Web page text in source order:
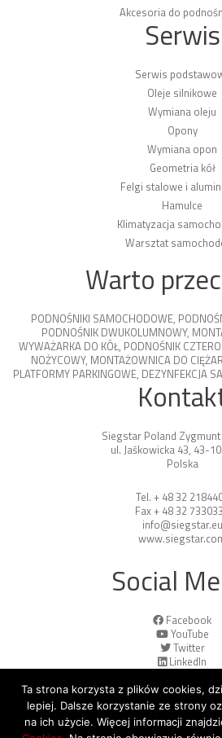
Akcesoria do
Serwis
Serwis
Oleje silnikowe
Wymiana oleju
Opony
Wymiana opon
Geometria kół
Felgi stalowe i
Hamulce
Klimatyzacja
Warsztat
Warto
PODNOŚNIKI SAMOCHODOWE,
PODNOŚNIK DWUKOLUMNOWY,
WYWAŻARKA DO KÓŁ, PODNOŚNIK
NOŻYCOWY, MONTAŻOWNICA DO
PLATFORMY PARKINGOWE, DEZYNFEKCJA
Siegstar Poland Zygmunt
ul. Jaśkowicka 43, 43-
Polska
Tel. + 48 32
Fax + 48 32
info@siegstar.eu
Social
Facebook
YouTube
Twitter
LinkedIn
Ta strona korzysta z plików cookies,
lepiej. Dalsze korzystanie ze strony
na ich użycie. Więcej informacji